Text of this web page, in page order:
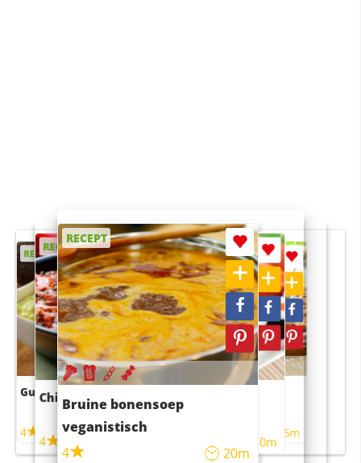
RECEPT
Guacamole
4
RECEPT
Chili con carne
4 45m
RECEPT
Bruine bonensoep
veganistisch
4
20m
RECEPT
Sushi rijstsalade
maaltijdsalade
40m
RECEPT
4 55m